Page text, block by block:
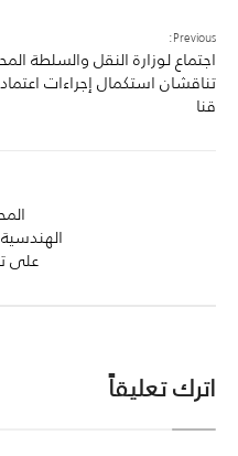
Previous:
اجتماع لوزارة النقل والسلطة
تناقشان استكمال إجراءات
قنا
على
اترك تعليقاً